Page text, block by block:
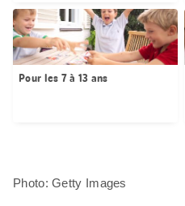
Pour les 7 à 13 ans
Photo: Getty Images